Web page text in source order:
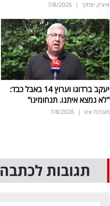
איציק יצחקי |
7/8/2026
יעקב ברדוגו וערוץ 14 באבל כבד:
"לא נמצא איתנו. תנחומינו"
מערכת ice |
7/8/2026
תגובות לכתבה